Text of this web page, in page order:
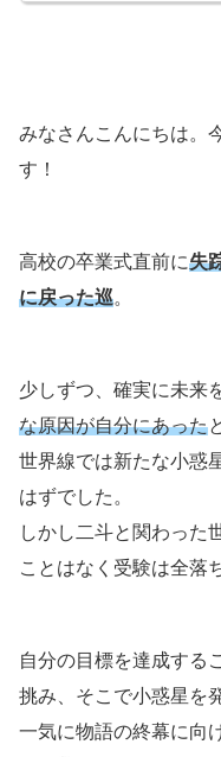
みなさんこんにちは。
す！
高校の卒業式直前に失
に戻った巡。
少しずつ、確実に未来
な原因が自分にあった
世界線では新たな小惑
はずでした。
しかし二斗と関わった
ことはなく受験は全落
自分の目標を達成する
挑み、そこで小惑星を
一気に物語の終幕に向